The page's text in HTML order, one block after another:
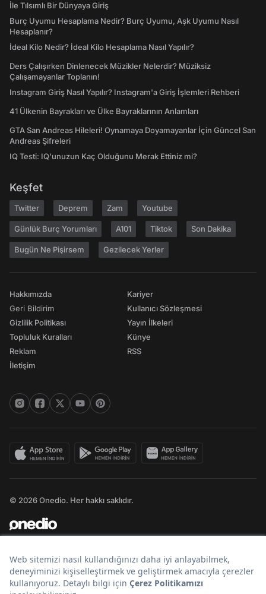
İle Tılsımlı Bir Dünyaya Giriş
Burç Uyumu Hesaplama Nedir? Burç Uyumu, Aşk Uyumu Nasıl
Hesaplanır?
İdeal Kilo Nedir? İdeal Kilo Hesaplama Nasıl Yapılır?
Ders Çalışırken Dinlenecek Müzikler Nelerdir? Müziksiz
Çalışamayanlar Toplanın!
Instagram Giriş Nasıl Yapılır? Instagram'a Giriş İşlemleri Rehberi
41 Ülkenin Bayrakları ve Ülke Bayraklarının Anlamları
GTA San Andreas Hileleri! Oynamaya Doyamayanlar İçin Güncel San
Andreas Şifreleri
IQ Testi: IQ'unuzun Kaç Olduğunu Merak Ettiniz mi?
Keşfet
Twitter Deprem Zam Youtube
Günlük Burç Yorumları A101 Tiktok Son Dakika
Bugün Ne Pişirsem Gezilecek Yerler
Hakkımızda
Geri Bildirim
Gizlilik Politikası
Topluluk Kuralları
Reklam
İletişim
Kariyer
Kullanıcı Sözleşmesi
Yayın İlkeleri
Künye
RSS
© 2026 Onedio. Her hakkı saklıdır.
Bir markasıdır.